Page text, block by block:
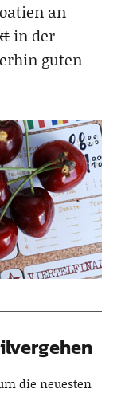
an
in der
guten
die neuesten